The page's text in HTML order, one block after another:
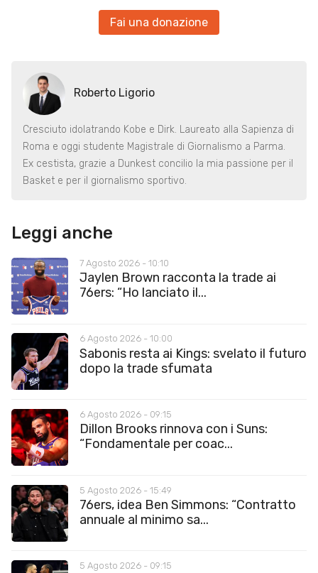
Fai una donazione
Roberto Ligorio
Cresciuto idolatrando Kobe e Dirk. Laureato alla Sapienza di
Roma e oggi studente Magistrale di Giornalismo a Parma.
Ex cestista, grazie a Dunkest concilio la mia passione per il
Basket e per il giornalismo sportivo.
Leggi anche
7 Agosto 2026 - 10:10
Jaylen Brown racconta la trade ai
76ers: “Ho lanciato il...
6 Agosto 2026 - 10:00
Sabonis resta ai Kings: svelato il futuro
dopo la trade sfumata
6 Agosto 2026 - 09:15
Dillon Brooks rinnova con i Suns:
“Fondamentale per coac...
5 Agosto 2026 - 15:49
76ers, idea Ben Simmons: “Contratto
annuale al minimo sa...
5 Agosto 2026 - 09:15